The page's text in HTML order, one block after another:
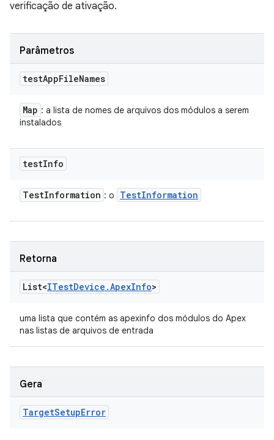
verificação de ativação.
Parâmetros
testAppFileNames
Map : a lista de nomes de arquivos dos módulos a serem
instalados
testInfo
TestInformation : o TestInformation
Retorna
List<ITestDevice .ApexInfo>
uma lista que contém as apexinfo dos módulos do Apex
nas listas de arquivos de entrada
Gera
TargetSetupError